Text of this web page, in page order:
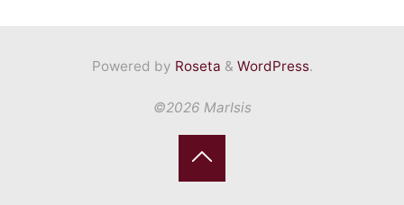
Powered by Roseta & WordPress.
©2026 MarIsis
Back